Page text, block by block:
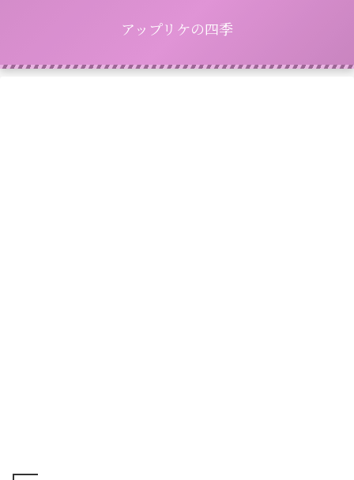
アップリケの四季